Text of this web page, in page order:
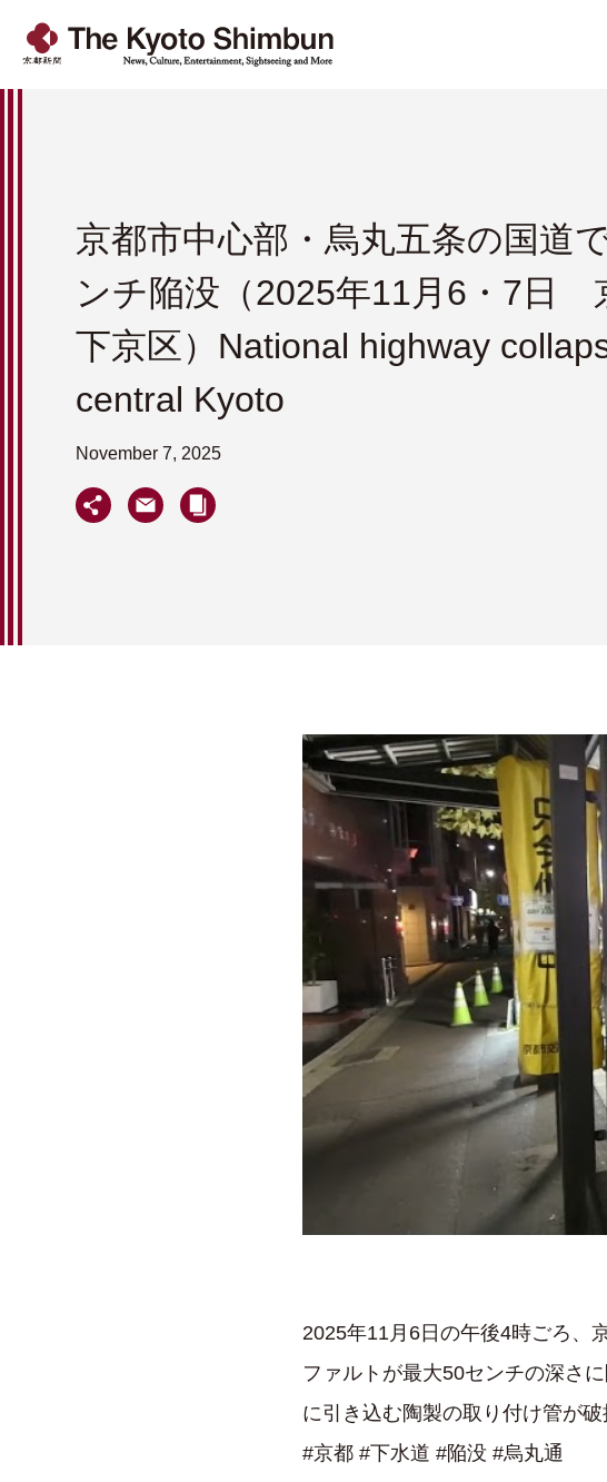
京都市中心部・烏丸五条の国道
ンチ陥没（2025年11月6・7日
下京区）National highway
central Kyoto
November 7, 2025
2025年11月6日の午後4時ごろ、
ファルトが最大50センチの深さ
に引き込む陶製の取り付け管が
#京都 #下水道 #陥没 #烏丸通